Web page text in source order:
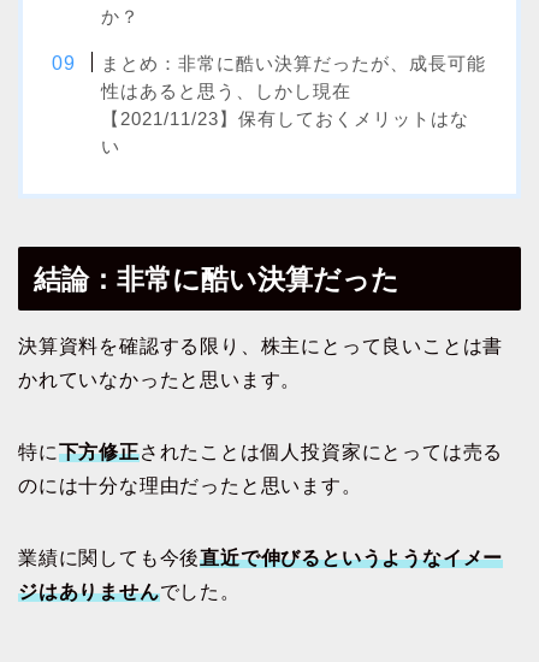
か？
まとめ：非常に酷い決算だったが、成長可能
性はあると思う、しかし現在
【2021/11/23】保有しておくメリットはな
い
結論：非常に酷い決算だった
決算資料を確認する限り、株主にとって良いことは書
かれていなかったと思います。
特に下方修正されたことは個人投資家にとっては売る
のには十分な理由だったと思います。
業績に関しても今後直近で伸びるというようなイメー
ジはありませんでした。